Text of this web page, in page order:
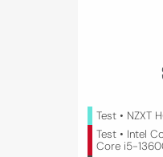
Test • NZXT
Test • Intel
Core i5-